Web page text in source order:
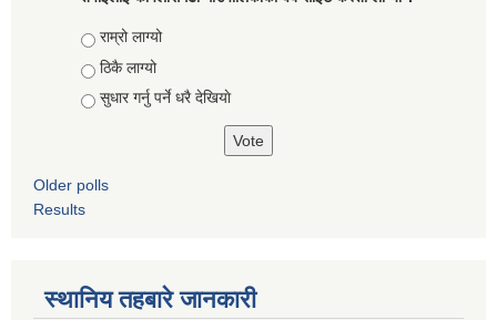
Choices
राम्रो लाग्यो
ठिकै लाग्यो
सुधार गर्नु पर्ने धरै देखियाे
Older polls
Results
स्थानिय तहबारे जानकारी